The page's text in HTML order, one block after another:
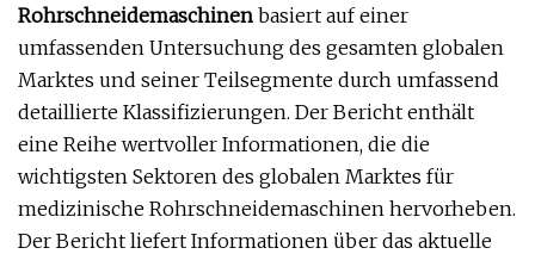
Rohrschneidemaschinen basiert auf einer
umfassenden Untersuchung des gesamten globalen
Marktes und seiner Teilsegmente durch umfassend
detaillierte Klassifizierungen. Der Bericht enthält
eine Reihe wertvoller Informationen, die die
wichtigsten Sektoren des globalen Marktes für
medizinische Rohrschneidemaschinen hervorheben.
Der Bericht liefert Informationen über das aktuelle